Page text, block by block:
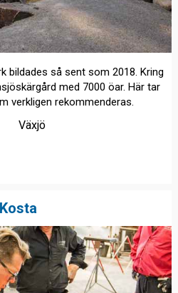
bildades så sent som 2018. Kring
med 7000 öar. Här tar
verkligen rekommenderas.
Växjö
Kosta